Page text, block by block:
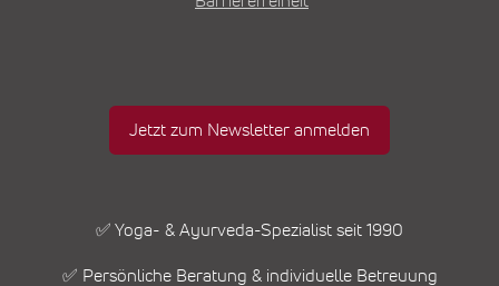
Jetzt zum Newsletter anmelden
✅ Yoga- & Ayurveda-Spezialist seit 1990
✅ Persönliche Beratung & individuelle Betreuung